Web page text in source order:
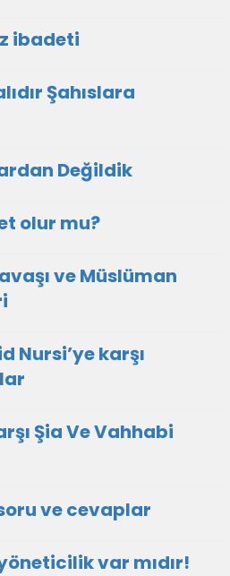
ibadeti
Şahıslara
Değildik
olur mu?
ve Müslüman
Nursi’ye karşı
Şia Ve Vahhabi
ve cevaplar
var mıdır!